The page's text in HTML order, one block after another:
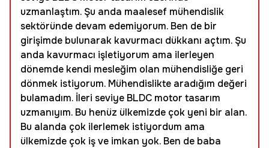
uzmanlaştım. Şu anda maalesef mühendislik
sektöründe devam edemiyorum. Ben de bir
girişimde bulunarak kavurmacı dükkanı açtım. Şu
anda kavurmacı işletiyorum ama ilerleyen
dönemde kendi mesleğim olan mühendisliğe geri
dönmek istiyorum. Mühendislikte aradığım değeri
bulamadım. İleri seviye BLDC motor tasarım
uzmanıyım. Bu henüz ülkemizde çok yeni bir alan.
Bu alanda çok ilerlemek istiyordum ama
ülkemizde çok iş ve imkan yok. Ben de baba